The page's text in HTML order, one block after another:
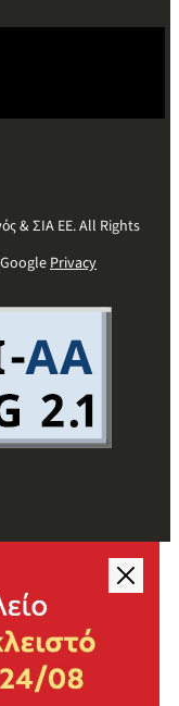
& ΣΙΑ ΕΕ. All Rights
Privacy